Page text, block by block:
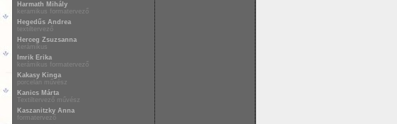
Harmath Mihály
keramikus formatervező
Hegedűs Andrea
textiltervező
Herceg Zsuzsanna
kerámikus
Imrik Erika
kerámikus formatervező
Kakasy Kinga
porcelán művész
Kanics Márta
Textiltervező művész
Kaszanitzky Anna
formatervező